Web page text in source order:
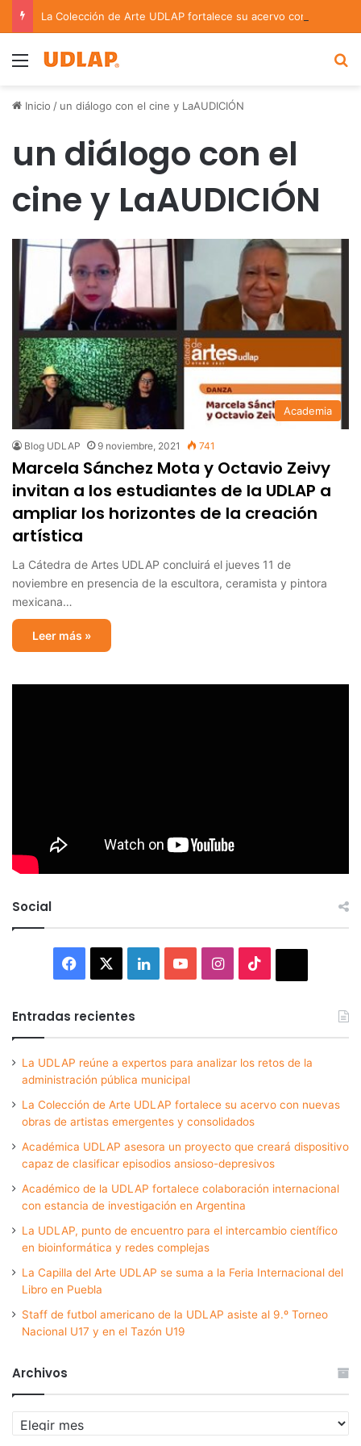
Menu
Inicio / un diálogo con el cine y LaAUDICIÓN
un diálogo con el
cine y LaAUDICIÓN
Academia
Blog UDLAP 9 noviembre, 2021 741
Marcela Sánchez Mota y Octavio Zeivy
invitan a los estudiantes de la UDLAP a
ampliar los horizontes de la creación
artística
La Cátedra de Artes UDLAP concluirá el jueves 11 de
noviembre en presencia de la escultora, ceramista y pintora
mexicana…
Leer más »
Social
Facebook LinkedInYouTubeInstagram
Entradas recientes
La UDLAP reúne a expertos para analizar los retos de la
administración pública municipal
La Colección de Arte UDLAP fortalece su acervo con nuevas
obras de artistas emergentes y consolidados
Académica UDLAP asesora un proyecto que creará dispositivo
capaz de clasificar episodios ansioso-depresivos
Académico de la UDLAP fortalece colaboración internacional
con estancia de investigación en Argentina
La UDLAP, punto de encuentro para el intercambio científico
en bioinformática y redes complejas
La Capilla del Arte UDLAP se suma a la Feria Internacional del
Libro en Puebla
Staff de futbol americano de la UDLAP asiste al 9.º Torneo
Nacional U17 y en el Tazón U19
Archivos
Archivos